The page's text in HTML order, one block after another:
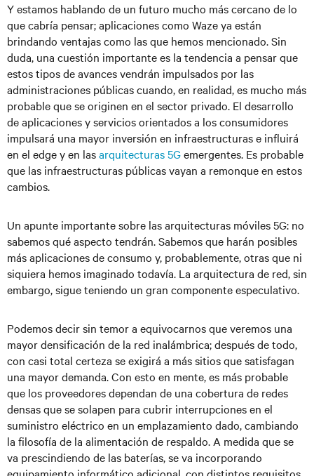
Y estamos hablando de un futuro mucho más cercano de lo
que cabría pensar; aplicaciones como Waze ya están
brindando ventajas como las que hemos mencionado. Sin
duda, una cuestión importante es la tendencia a pensar que
estos tipos de avances vendrán impulsados por las
administraciones públicas cuando, en realidad, es mucho más
probable que se originen en el sector privado. El desarrollo
de aplicaciones y servicios orientados a los consumidores
impulsará una mayor inversión en infraestructuras e influirá
en el edge y en lasarquitecturas 5Gemergentes. Es probable
que las infraestructuras públicas vayan a remonque en estos
cambios.
Un apunte importante sobre las arquitecturas móviles 5G: no
sabemos qué aspecto tendrán. Sabemos que harán posibles
más aplicaciones de consumo y, probablemente, otras que ni
siquiera hemos imaginado todavía. La arquitectura de red, sin
embargo, sigue teniendo un gran componente especulativo.
Podemos decir sin temor a equivocarnos que veremos una
mayor densificación de la red inalámbrica; después de todo,
con casi total certeza se exigirá a más sitios que satisfagan
una mayor demanda. Con esto en mente, es más probable
que los proveedores dependan de una cobertura de redes
densas que se solapen para cubrir interrupciones en el
suministro eléctrico en un emplazamiento dado, cambiando
la filosofía de la alimentación de respaldo. A medida que se
va prescindiendo de las baterías, se va incorporando